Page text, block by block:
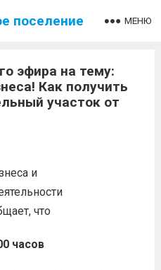
поселение МЕНЮ
эфира на тему:
Как получить
участок от
и
что
часов